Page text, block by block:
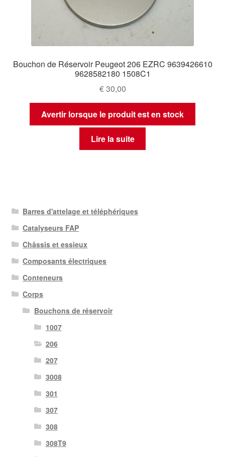
Bouchon de Réservoir Peugeot 206 EZRC 9639426610
9628582180 1508C1
€30,00
Avertir lorsque le produit est en stock
Lire la suite
Barres d'attelage et téléphériques
Catalyseurs FAP
Châssis et essieux
Composants électriques
Conteneurs
Corps
Bouchons de réservoir
1007
206
207
3008
301
307
308
308T9